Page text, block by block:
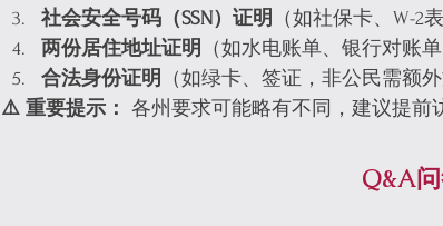
社会安全号码（SSN）证明
（如社保卡、W-2
两份居住地址证明
（如水电账单、银行对账单
合法身份证明
（如绿卡、签证，非公民需额外
⚠️ 重要提示：
各州要求可能略有不同，建议提前
Q&A